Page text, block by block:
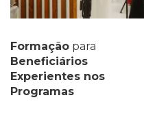
Formação para
Beneficiários
Experientes nos
Programas